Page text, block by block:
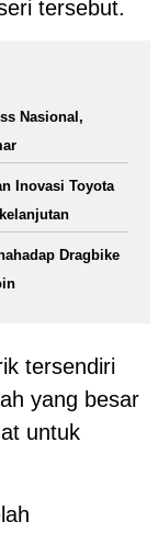
tersebut.
Nasional,
Inovasi Toyota
Dragbike
tersendiri
yang besar
untuk